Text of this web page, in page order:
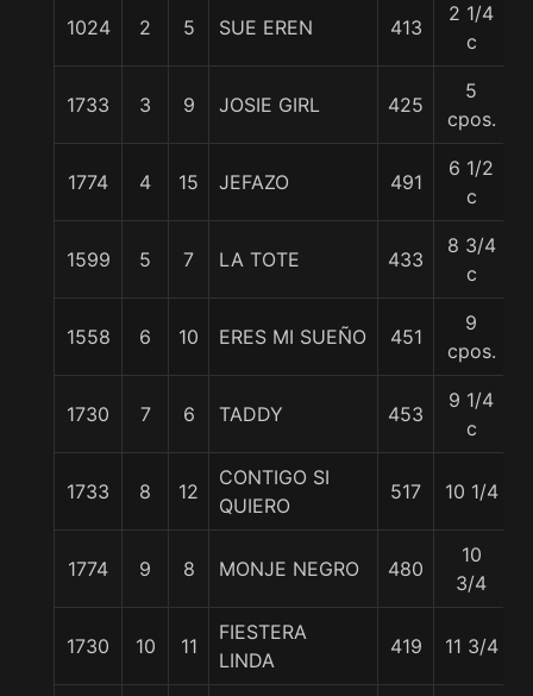
1024 2 5 SUE EREN 413
2 1/4
c
1733 3 9 JOSIE GIRL 425
5
cpos.
1774 4 15 JEFAZO 491
6 1/2
c
1599 5 7 LA TOTE 433
8 3/4
c
1558 6 10 ERES MI SUEÑO 451
9
cpos.
1730 7 6 TADDY 453
9 1/4
c
1733 8 12
CONTIGO SI
QUIERO
517 10 1/4
1774 9 8 MONJE NEGRO 480
10
3/4
1730 10 11
FIESTERA
LINDA
419 11 3/4